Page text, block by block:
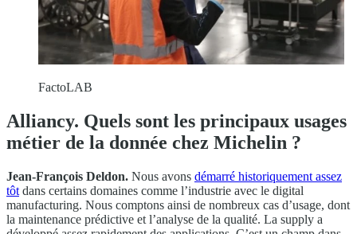
FactoLAB
Alliancy. Quels sont les principaux usages
métier de la donnée chez Michelin ?
Jean-François Deldon. Nous avons démarré historiquement assez
tôt dans certains domaines comme l’industrie avec le digital
manufacturing. Nous comptons ainsi de nombreux cas d’usage, dont
la maintenance prédictive et l’analyse de la qualité. La supply a